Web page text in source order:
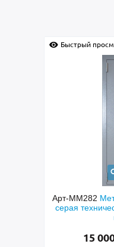
однопольная
дверь с полимерной